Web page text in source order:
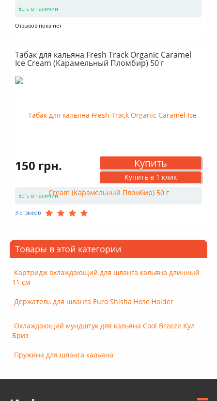
Есть в наличии
Отзывов пока нет
Табак для кальяна Fresh Track Organic Caramel
Ice Cream (Карамельный Пломбир) 50 г
150 грн. Купить
Купить в 1 клик
Есть в наличии
3 отзывов
Товары в этой категории
Картридж охлаждающий для шланга кальяна длинный
11 см
Держатель для шланга Euro Shisha Hose Holder
Охлаждающий мундштук для кальяна Cool Breeze Кул
Бриз
Пружина для шланга кальяна